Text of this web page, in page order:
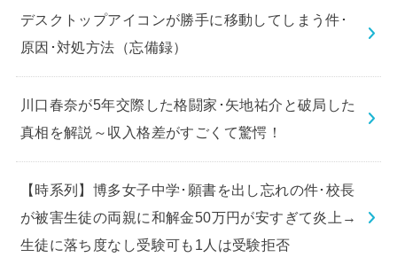
デスクトップアイコンが勝手に移動してしまう件･
原因･対処方法（忘備録）
川口春奈が5年交際した格闘家･矢地祐介と破局した
真相を解説～収入格差がすごくて驚愕！
【時系列】博多女子中学･願書を出し忘れの件･校長
が被害生徒の両親に和解金50万円が安すぎて炎上→
生徒に落ち度なし受験可も1人は受験拒否